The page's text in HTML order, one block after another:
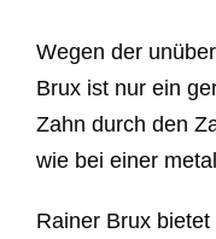
Wegen der
Brux ist nur ein
Zahn durch den
wie bei einer
Rainer Brux